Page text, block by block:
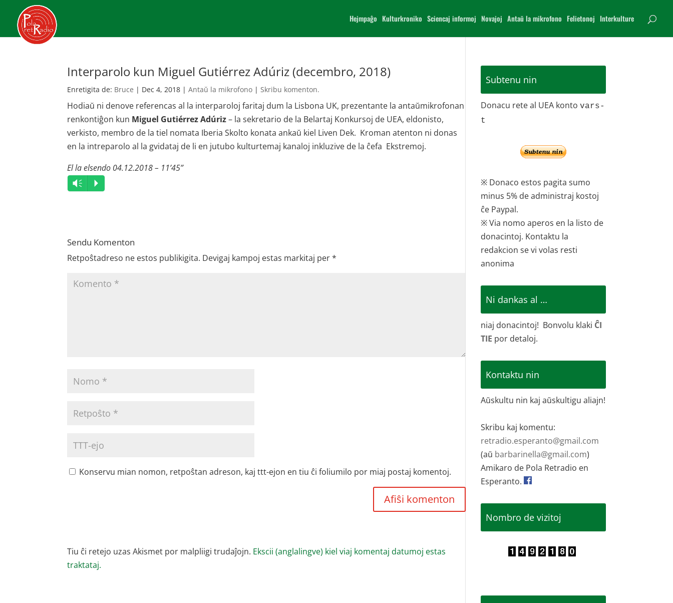
Hejmpaĝo Kulturkroniko Sciencaj informoj Novajoj Antaŭ la mikrofono Felietonoj Interkulture
Interparolo kun Miguel Gutiérrez Adúriz (decembro, 2018)
Enretigita de: Bruce | Dec 4, 2018 |Antaŭ la mikrofono |Skribu komenton.
Hodiaŭ ni denove referencas al la interparoloj faritaj dum la Lisbona UK, prezentante la antaŭmikrofonan
renkontiĝon kun Miguel Gutiérrez Adúriz– la sekretario de la Belartaj Konkursoj de UEA, eldonisto,
verkisto, membro de la tiel nomata Iberia Skolto konata ankaŭ kiel Liven Dek. Kroman atenton ni donas
en la intreparolo al la gvidataj de li en jutubo kulturtemaj kanaloj inkluzive de la ĉefa Ekstremoj.
El la elsendo 04.12.2018 – 11’45”
Audio
Player
Vm P
Sendu Komenton
Retpoŝtadreso ne estos publikigita. Devigaj kampoj estas markitaj per*
Konservu mian nomon, retpoŝtan adreson, kaj ttt-ejon en tiu ĉi foliumilo por miaj postaj komentoj.
Tiu ĉi retejo uzas Akismet por malpliigi trudaĵojn. Ekscii (anglalingve) kiel viaj komentaj datumoj estas
traktataj.
Subtenu nin
Donacu rete al UEA kontovars-
t
※ Donaco estos pagita sumo
minus 5% de administraj kostoj
ĉe Paypal.
※ Via nomo aperos en la listo de
donacintoj. Kontaktu la
redakcion se vi volas resti
anonima
Ni dankas al …
niaj donacintoj! Bonvolu klaki ĈI
TIE por detaloj.
Kontaktu nin
Aŭskultu nin kaj aŭskultigu aliajn!
Skribu kaj komentu:
retradio.esperanto@gmail.com
(aŭ barbarinella@gmail.com)
Amikaro de Pola Retradio en
Esperanto.
Nombro de vizitoj